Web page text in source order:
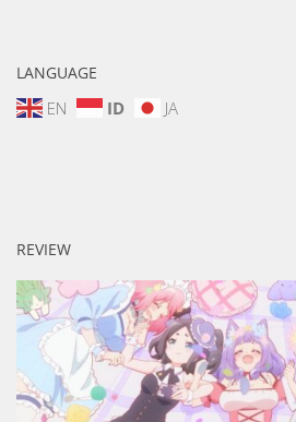
LANGUAGE
EN ID JA
REVIEW